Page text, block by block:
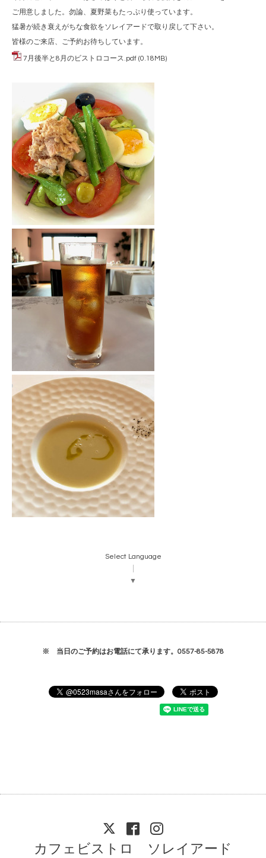
ご用意しました。勿論、夏野菜もたっぷり使っています。
猛暑が続き衰えがちな食欲をソレイアードで取り戻して下さい。
皆様のご来店、ご予約お待ちしています。
7月後半と8月のビストロコース.pdf (0.18MB)
Select Language
▼
※ 当日のご予約はお電話にて承ります。0557-85-5878
カフェビストロ ソレイアード